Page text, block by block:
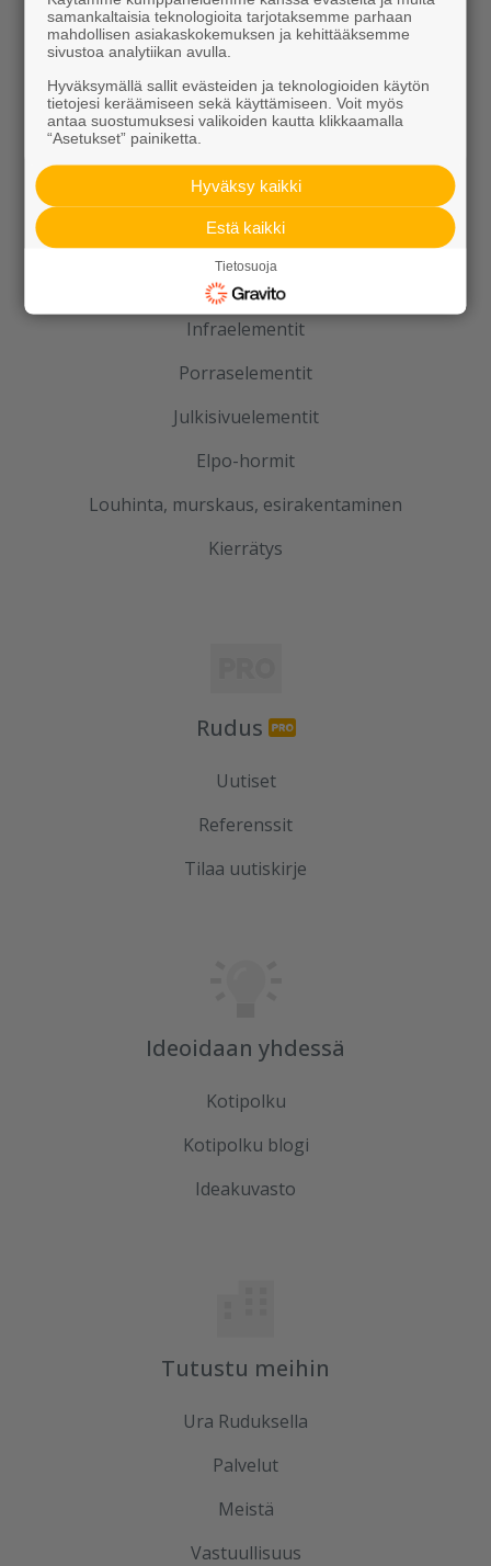
Tuotteet
KEVEÄ tuotteet
Pihakivet ja maisematuotteet
Betoni
Kaivot ja putket
Infraelementit
Porraselementit
Julkisivuelementit
Elpo-hormit
Louhinta, murskaus, esirakentaminen
Kierrätys
Rudus
Uutiset
Referenssit
Tilaa uutiskirje
Ideoidaan yhdessä
Kotipolku
Kotipolku blogi
Ideakuvasto
Tutustu meihin
Ura Ruduksella
Palvelut
Meistä
Vastuullisuus
samankaltaisia teknologioita tarjotaksemme parhaan
mahdollisen asiakaskokemuksen ja kehittääksemme
sivustoa analytiikan avulla.
Hyväksymällä sallit evästeiden ja teknologioiden käytön
tietojesi keräämiseen sekä käyttämiseen. Voit myös
antaa suostumuksesi valikoiden kautta klikkaamalla
“Asetukset” painiketta.
Hyväksy kaikki
Estä kaikki
Tietosuoja